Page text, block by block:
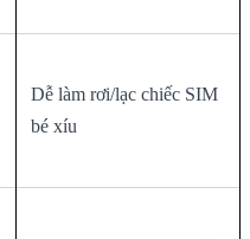
Dễ làm rơi/lạc chiếc SIM
bé xíu